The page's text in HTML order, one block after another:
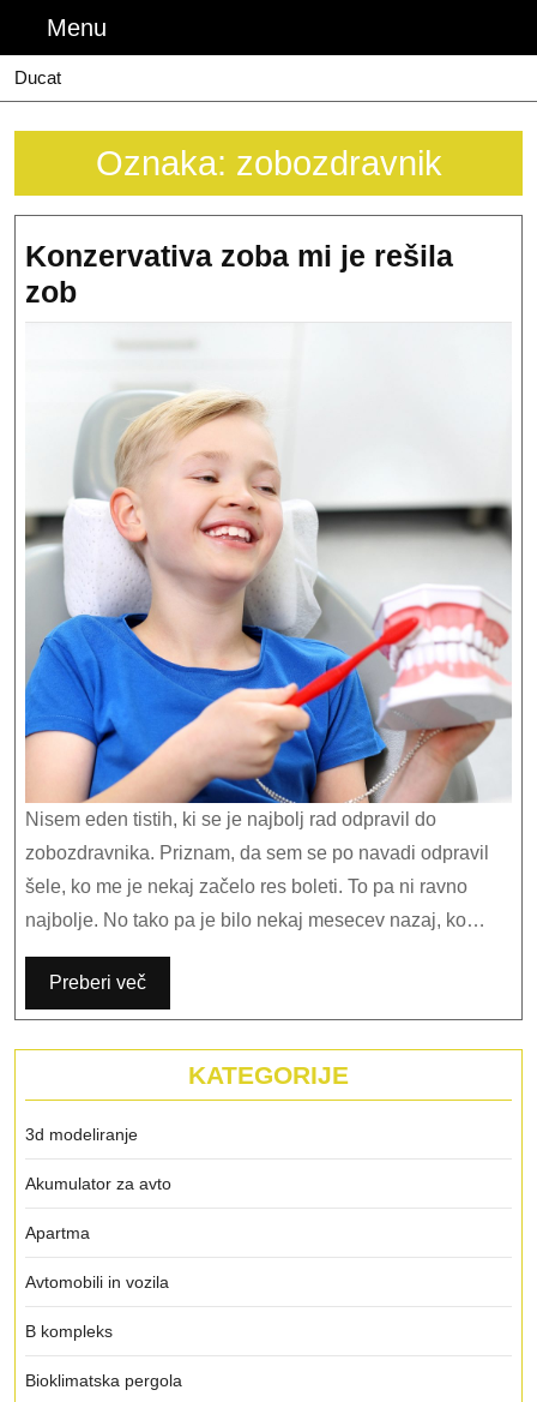
content
Menu
Ducat
Oznaka: zobozdravnik
Konzervativa zoba mi je rešila
zobKonzervativa
zoba
je
rešila
zob
Nisem eden tistih, ki se je najbolj rad odpravil do
zobozdravnika. Priznam, da sem se po navadi odpravil
šele, ko me je nekaj začelo res boleti. To pa ni ravno
najbolje. No tako pa je bilo nekaj mesecev nazaj, ko…
Preberi več
KATEGORIJE
3d modeliranje
Akumulator za avto
Apartma
Avtomobili in vozila
B kompleks
Bioklimatska pergola